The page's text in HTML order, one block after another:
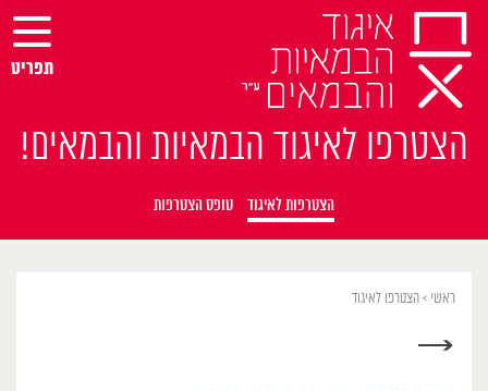
Skip
content
הצטרפו לאיגוד הבמאיות והבמאים!
הצטרפות לאיגוד טופס הצטרפות
תפריט
ראשי > הצטרפו לאיגוד
→